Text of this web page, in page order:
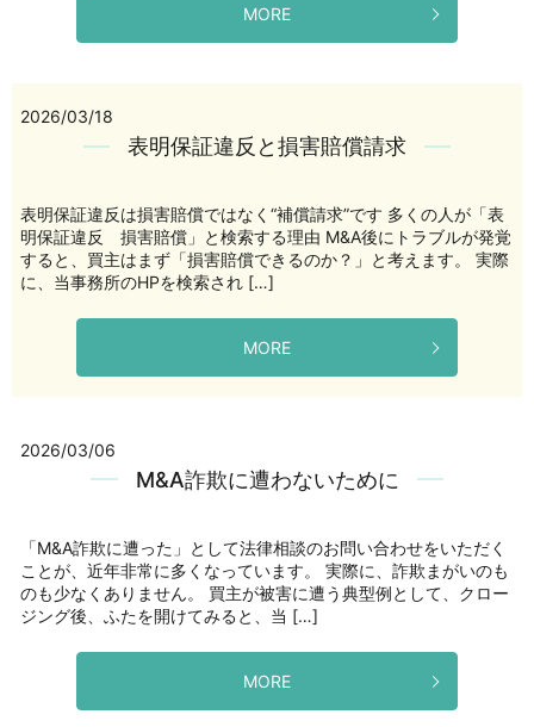
MORE
2026/03/18
表明保証違反と損害賠償請求
表明保証違反は損害賠償ではなく“補償請求”です 多くの人が「表
明保証違反 損害賠償」と検索する理由 M&A後にトラブルが発覚
すると、買主はまず「損害賠償できるのか？」と考えます。 実際
に、当事務所のHPを検索され […]
MORE
2026/03/06
M&A詐欺に遭わないために
「M&A詐欺に遭った」として法律相談のお問い合わせをいただく
ことが、近年非常に多くなっています。 実際に、詐欺まがいのも
のも少なくありません。 買主が被害に遭う典型例として、クロー
ジング後、ふたを開けてみると、当 […]
MORE